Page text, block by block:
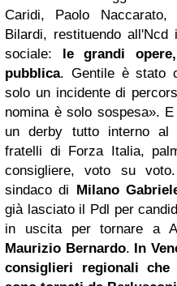
Caridi, Paolo
Bilardi, restituendo
sociale: le grandi
pubblica. Gentile è stato
solo un incidente di
nomina è solo sospesa».
un derby tutto interno al
fratelli di Forza Italia,
consigliere, voto su
sindaco di Milano
già lasciato il Pdl per
in uscita per tornare a
Maurizio Bernardo. In
consiglieri regionali